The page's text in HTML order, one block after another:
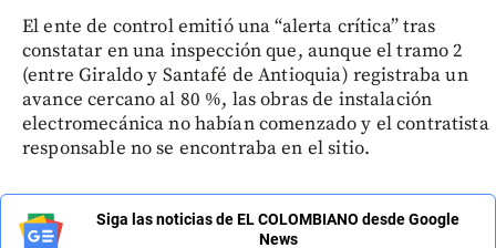
El ente de control emitió una “alerta crítica” tras
constatar en una inspección que, aunque el tramo 2
(entre Giraldo y Santafé de Antioquia) registraba un
avance cercano al 80 %, las obras de instalación
electromecánica no habían comenzado y el contratista
responsable no se encontraba en el sitio.
Siga las noticias de EL COLOMBIANO desde Google
News